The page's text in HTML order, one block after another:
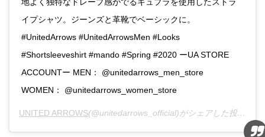
イプシャツ。ジーンズと革靴でベーシックに。
#UnitedArrows #UnitedArrowsMen #Looks
#Shortsleeveshirt #mando #Spring #2020 ーUA STORE
ACCOUNTー MEN： @unitedarrows_men_store
WOMEN： @unitedarrows_women_store
UNITED ARROWS(@unitedarrows_official)がシェアした投稿 -